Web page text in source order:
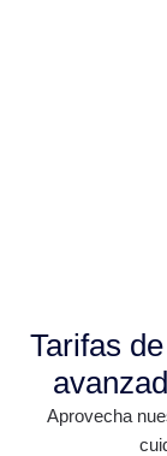
Tarifas
Aprovecha